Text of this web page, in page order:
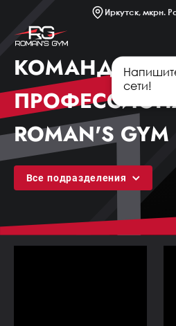
Иркутск, мкрн.
Платные
Статьи
Афиша
сети!
КОМАНДА
ROMAN'S GYM
Все подразделения